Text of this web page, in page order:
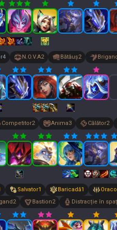
4 N.O.V.A2 Bătăuș2
Competitor2 Anima3 Călător2
Salvator1 Baricadă1
2 Bastion2 Distracție în